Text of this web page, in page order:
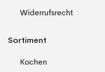
Widerrufsrecht
Sortiment
Kochen